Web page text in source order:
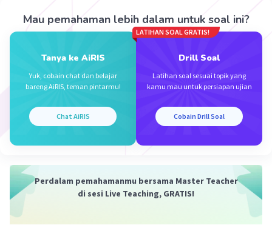
Mau pemahaman lebih dalam untuk soal ini?
Tanya ke AiRIS
Yuk, cobain chat dan belajar
bareng AiRIS, teman pintarmu!
Chat AiRIS
LATIHAN SOAL GRATIS!
Drill Soal
Latihan soal sesuai topik yang
kamu mau untuk persiapan ujian
Cobain Drill Soal
Perdalam pemahamanmu bersama Master Teacher
di sesi Live Teaching, GRATIS!